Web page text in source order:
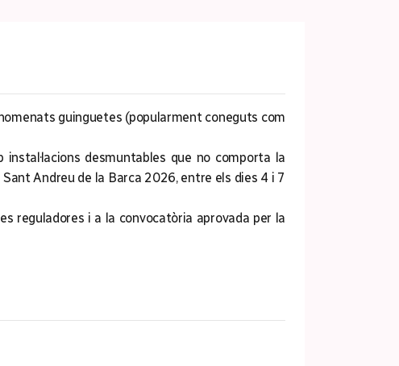
guinguetes (popularment coneguts com
desmuntables que no comporta la
Andreu de la Barca 2026, entre els dies 4 i 7
reguladores i a la convocatòria aprovada per la